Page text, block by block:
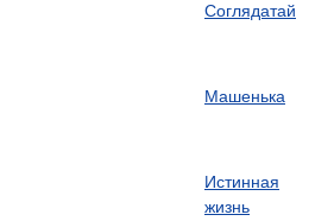
Соглядатай
Машенька
Истинная
жизнь